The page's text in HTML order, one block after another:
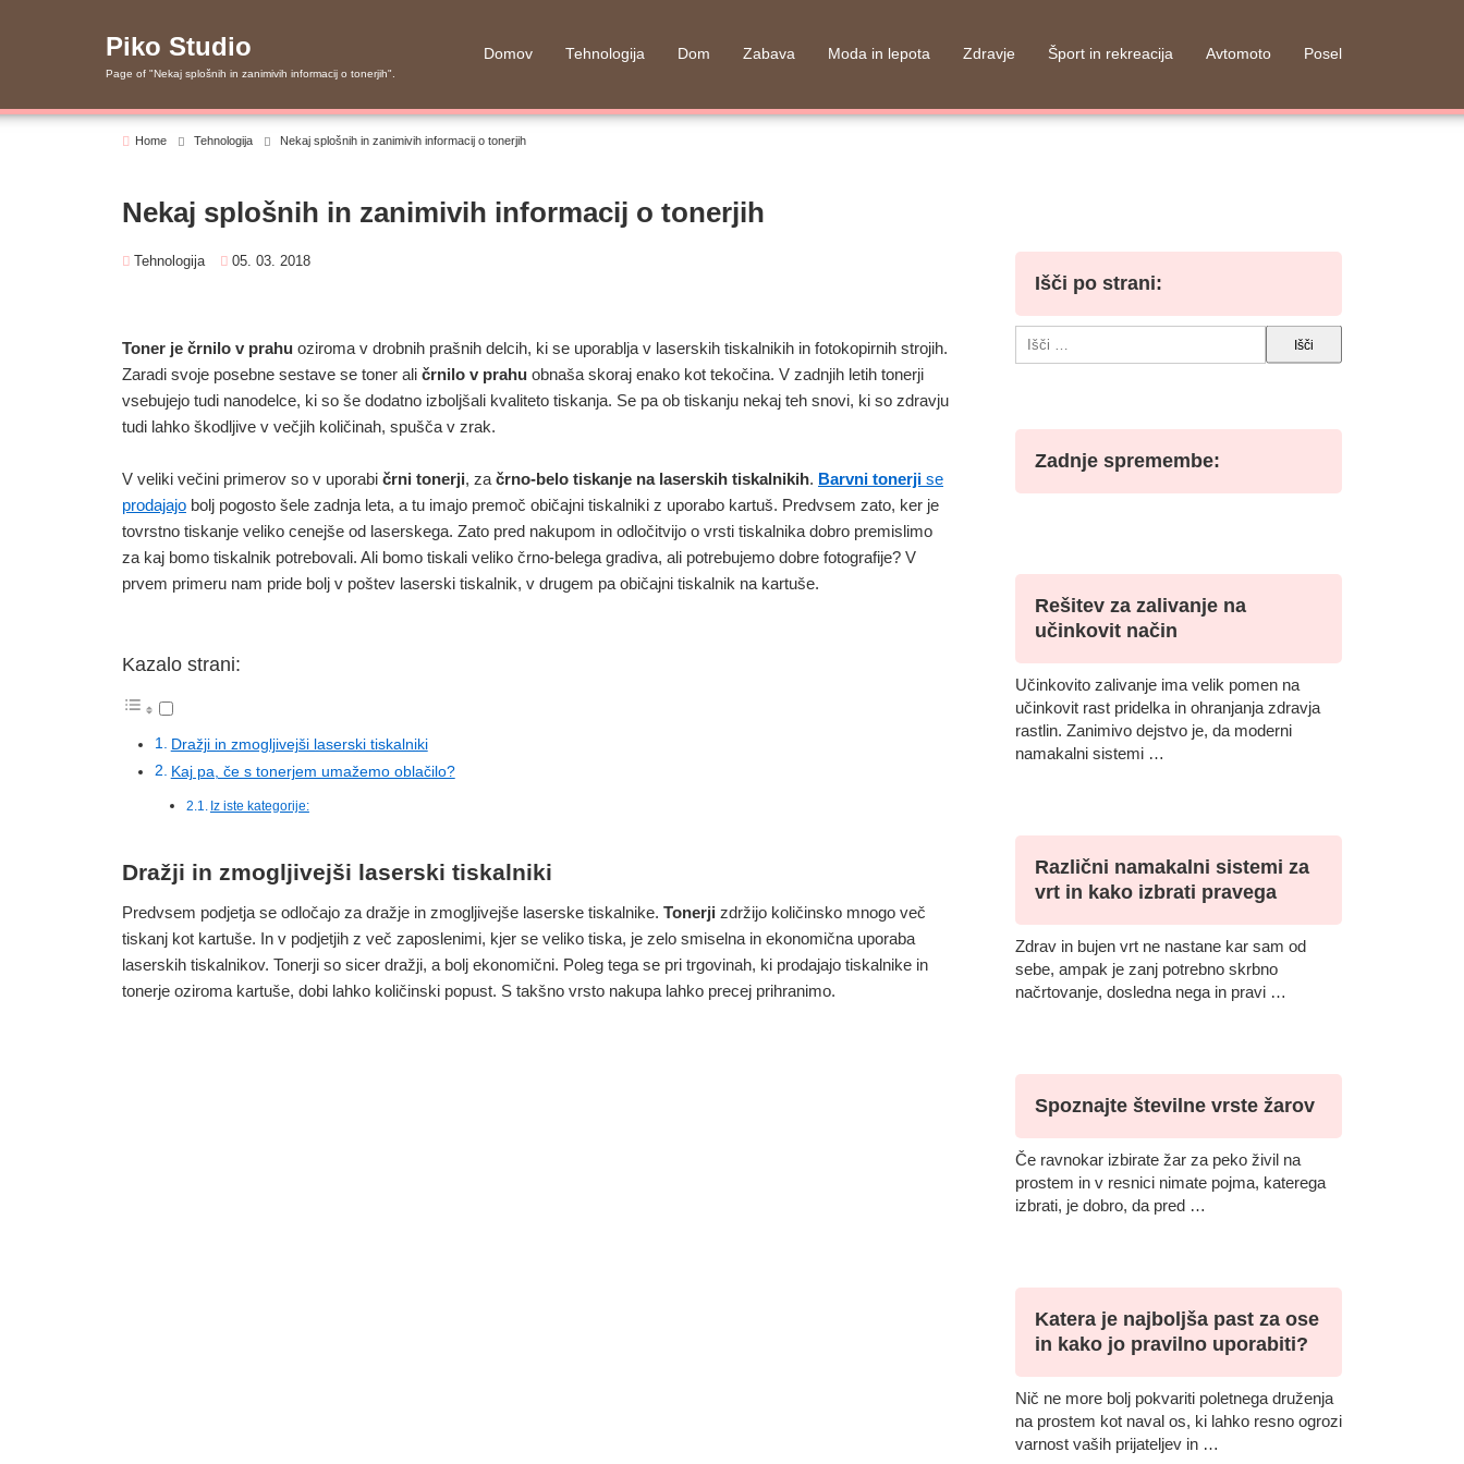
Piko Studio
Page of "Nekaj splošnih in zanimivih informacij o tonerjih".
Domov Tehnologija Dom Zabava Moda in lepota Zdravje Šport in rekreacija Avtomoto Posel
Home Tehnologija Nekaj splošnih in zanimivih informacij o tonerjih
Nekaj splošnih in zanimivih informacij o tonerjih
Tehnologija 05. 03. 2018
Toner je črnilo v prahu oziroma v drobnih prašnih delcih, ki se uporablja v laserskih tiskalnikih in fotokopirnih strojih.
Zaradi svoje posebne sestave se toner ali črnilo v prahu obnaša skoraj enako kot tekočina. V zadnjih letih tonerji
vsebujejo tudi nanodelce, ki so še dodatno izboljšali kvaliteto tiskanja. Se pa ob tiskanju nekaj teh snovi, ki so zdravju
tudi lahko škodljive v večjih količinah, spušča v zrak.
V veliki večini primerov so v uporabi črni tonerji, za črno-belo tiskanje na laserskih tiskalnikih. Barvni tonerji se
prodajajo bolj pogosto šele zadnja leta, a tu imajo premoč običajni tiskalniki z uporabo kartuš. Predvsem zato, ker je
tovrstno tiskanje veliko cenejše od laserskega. Zato pred nakupom in odločitvijo o vrsti tiskalnika dobro premislimo
za kaj bomo tiskalnik potrebovali. Ali bomo tiskali veliko črno-belega gradiva, ali potrebujemo dobre fotografije? V
prvem primeru nam pride bolj v poštev laserski tiskalnik, v drugem pa običajni tiskalnik na kartuše.
Kazalo strani:
Dražji in zmogljivejši laserski tiskalniki
Kaj pa, če s tonerjem umažemo oblačilo?
Iz iste kategorije:
Dražji in zmogljivejši laserski tiskalniki
Predvsem podjetja se odločajo za dražje in zmogljivejše laserske tiskalnike. Tonerji zdržijo količinsko mnogo več
tiskanj kot kartuše. In v podjetjih z več zaposlenimi, kjer se veliko tiska, je zelo smiselna in ekonomična uporaba
laserskih tiskalnikov. Tonerji so sicer dražji, a bolj ekonomični. Poleg tega se pri trgovinah, ki prodajajo tiskalnike in
tonerje oziroma kartuše, dobi lahko količinski popust. S takšno vrsto nakupa lahko precej prihranimo.
Išči po strani:
Išči:
Zadnje spremembe:
Rešitev za zalivanje na
učinkovit način
Učinkovito zalivanje ima velik pomen na
učinkovit rast pridelka in ohranjanja zdravja
rastlin. Zanimivo dejstvo je, da moderni
namakalni sistemi …
Različni namakalni sistemi za
vrt in kako izbrati pravega
Zdrav in bujen vrt ne nastane kar sam od
sebe, ampak je zanj potrebno skrbno
načrtovanje, dosledna nega in pravi …
Spoznajte številne vrste žarov
Če ravnokar izbirate žar za peko živil na
prostem in v resnici nimate pojma, katerega
izbrati, je dobro, da pred …
Katera je najboljša past za ose
in kako jo pravilno uporabiti?
Nič ne more bolj pokvariti poletnega druženja
na prostem kot naval os, ki lahko resno ogrozi
varnost vaših prijateljev in …